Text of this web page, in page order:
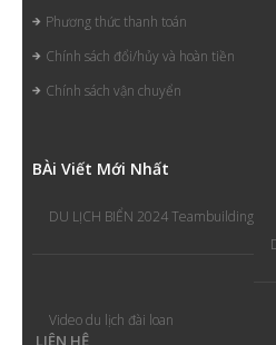
Phương thức thanh toán
Chính sách đổi/hủy và hoàn tiền
Chính sách vận chuyển
BÀi Viết Mới Nhất
DU LỊCH BIỂN 2024 Teambuilding
Video du lịch đài loan
LIÊN HỆ